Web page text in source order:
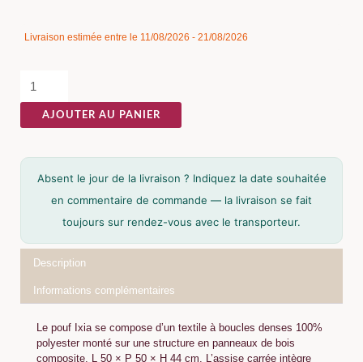
Livraison estimée entre le 11/08/2026 - 21/08/2026
Pouf
Tissu
Ixia
AJOUTER AU PANIER
Absent le jour de la livraison ? Indiquez la date souhaitée
en commentaire de commande — la livraison se fait
toujours sur rendez-vous avec le transporteur.
Description
Informations complémentaires
Le pouf Ixia se compose d’un textile à boucles denses 100%
polyester monté sur une structure en panneaux de bois
composite. L 50 × P 50 × H 44 cm. L’assise carrée intègre